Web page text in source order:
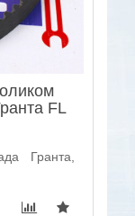
FL
Гранта,